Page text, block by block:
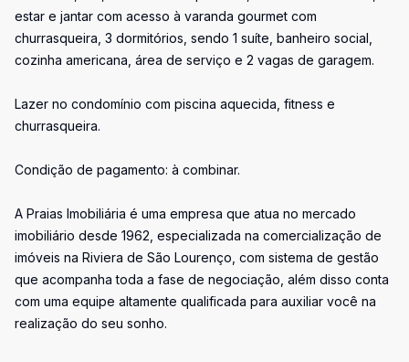
estar e jantar com acesso à varanda gourmet com
churrasqueira, 3 dormitórios, sendo 1 suíte, banheiro social,
cozinha americana, área de serviço e 2 vagas de garagem.
Lazer no condomínio com piscina aquecida, fitness e
churrasqueira.
Condição de pagamento: à combinar.
A Praias Imobiliária é uma empresa que atua no mercado
imobiliário desde 1962, especializada na comercialização de
imóveis na Riviera de São Lourenço, com sistema de gestão
que acompanha toda a fase de negociação, além disso conta
com uma equipe altamente qualificada para auxiliar você na
realização do seu sonho.